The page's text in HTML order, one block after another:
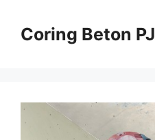
contentCoring Beton PJ